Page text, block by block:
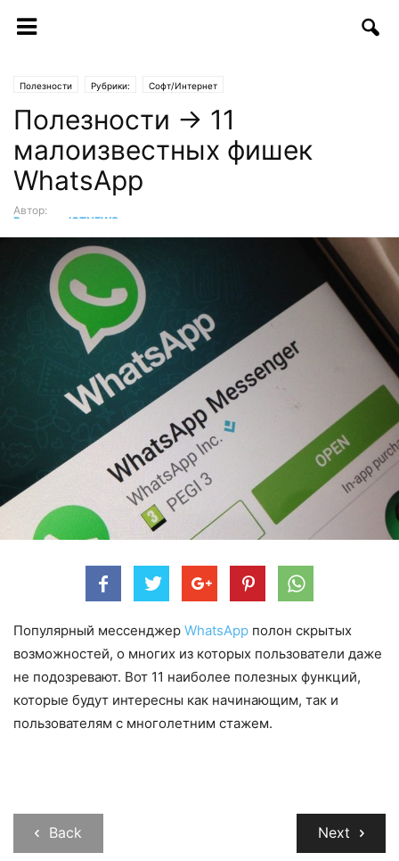
Полезности Рубрики: Софт/Интернет
Полезности → 11
малоизвестных фишек
WhatsApp
Автор:
Редакция ICTNEWS
Популярный мессенджер WhatsApp полон скрытых
возможностей, о многих из которых пользователи даже
не подозревают. Вот 11 наиболее полезных функций,
которые будут интересны как начинающим, так и
пользователям с многолетним стажем.
Back Next